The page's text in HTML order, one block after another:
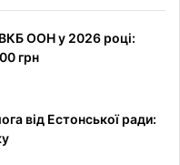
ООН у 2026 році:
грн
від Естонської ради: